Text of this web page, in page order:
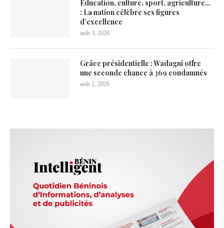
Éducation, culture, sport, agriculture…
: La nation célèbre ses figures
d’excellence
août 3, 2026
Grâce présidentielle : Wadagni offre
une seconde chance à 369 condamnés
août 2, 2026